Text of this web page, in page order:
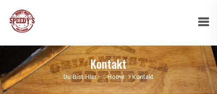
Kontakt
Du Bist Hier - Home Kontakt